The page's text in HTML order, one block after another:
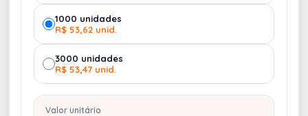
1000 unidades
R$ 53,62 unid.
3000 unidades
R$ 53,47 unid.
Valor unitário